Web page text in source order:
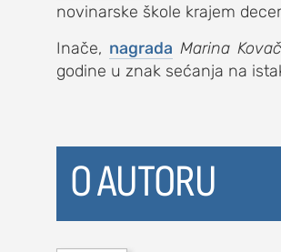
novinarske škole krajem
Inače, nagrada Marina
godine u znak sećanja na
O AUTORU